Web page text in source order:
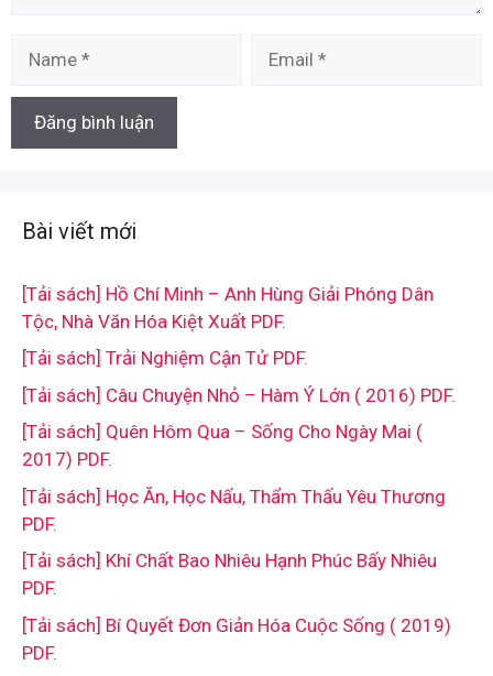
Bài viết mới
[Tải sách] Hồ Chí Minh – Anh Hùng Giải Phóng Dân
Tộc, Nhà Văn Hóa Kiệt Xuất PDF.
[Tải sách] Trải Nghiệm Cận Tử PDF.
[Tải sách] Câu Chuyện Nhỏ – Hàm Ý Lớn ( 2016) PDF.
[Tải sách] Quên Hôm Qua – Sống Cho Ngày Mai (
2017) PDF.
[Tải sách] Học Ăn, Học Nấu, Thẩm Thấu Yêu Thương
PDF.
[Tải sách] Khí Chất Bao Nhiêu Hạnh Phúc Bấy Nhiêu
PDF.
[Tải sách] Bí Quyết Đơn Giản Hóa Cuộc Sống ( 2019)
PDF.